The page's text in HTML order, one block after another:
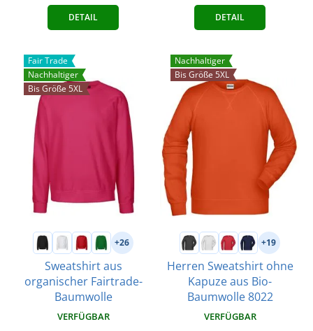
DETAIL DETAIL
Fair Trade
Nachhaltiger
Bis Größe 5XL
+26
Sweatshirt aus
organischer Fairtrade-
Baumwolle
VERFÜGBAR
Nachhaltiger
Bis Größe 5XL
+19
Herren Sweatshirt ohne
Kapuze aus Bio-
Baumwolle 8022
VERFÜGBAR